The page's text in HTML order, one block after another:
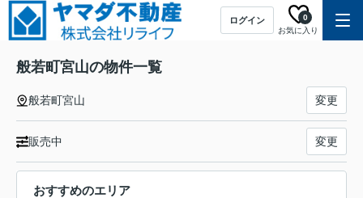
ログイン
お気に入り
0
般若町宮山の物件一覧
般若町宮山 変更
販売中 変更
おすすめのエリア